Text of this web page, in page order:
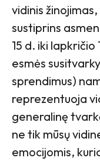
vidinis
sustiprins
15 d. iki lapkričio
esmės
sprendimus)
reprezentuoja
generalinę
ne tik mūsų
emocijomis,